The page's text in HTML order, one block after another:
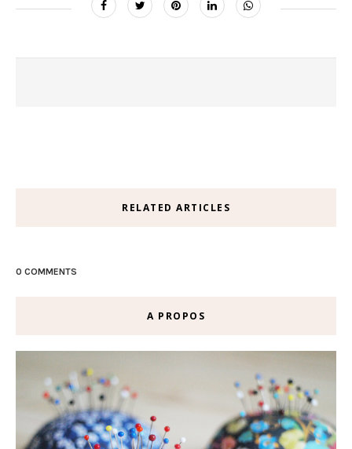
RELATED ARTICLES
0 COMMENTS
A PROPOS